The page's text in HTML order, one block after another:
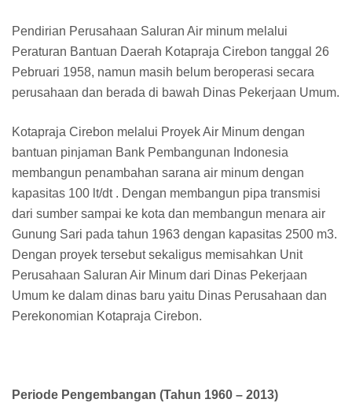
Pendirian Perusahaan Saluran Air minum melalui
Peraturan Bantuan Daerah Kotapraja Cirebon tanggal 26
Pebruari 1958, namun masih belum beroperasi secara
perusahaan dan berada di bawah Dinas Pekerjaan Umum.
Kotapraja Cirebon melalui Proyek Air Minum dengan
bantuan pinjaman Bank Pembangunan Indonesia
membangun penambahan sarana air minum dengan
kapasitas 100 lt/dt . Dengan membangun pipa transmisi
dari sumber sampai ke kota dan membangun menara air
Gunung Sari pada tahun 1963 dengan kapasitas 2500 m3.
Dengan proyek tersebut sekaligus memisahkan Unit
Perusahaan Saluran Air Minum dari Dinas Pekerjaan
Umum ke dalam dinas baru yaitu Dinas Perusahaan dan
Perekonomian Kotapraja Cirebon.
Periode Pengembangan (Tahun 1960 – 2013)